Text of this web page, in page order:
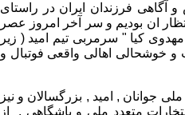
فرزندان ایران در راستای
ان بودیم و سر آخر امروز عصر
مهدی مهدوی کیا " سرمربی تیم امید ( زیر
خوشحالی اهالی واقعی فوتبال و
تیمهای ملی جوانان , امید , بزرگسالان و نیز
متعدد ملی و باشگاهی , از